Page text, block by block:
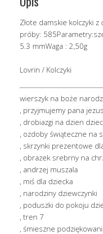
Złote damskie kolczyki z
próby:
5.3 mmWaga : 2,50g
Lovrin / Kolczyki
wierszyk na boże
, przyjmujemy pana
, drobiazgi na dzien
, ozdoby świąteczne na
, skrzynki prezentowe
, obrazek srebrny na
, andrzej muszala
, miś dla dziecka
, narodziny dziewczynki
, poduszki do pokoju
, tren 7
, śmieszne